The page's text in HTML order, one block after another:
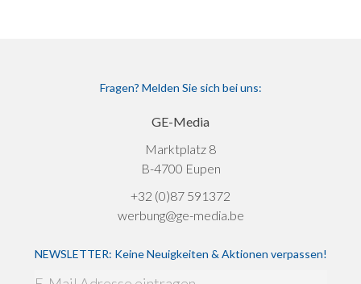
Fragen? Melden Sie sich bei uns:
GE-Media
Marktplatz 8
B-4700 Eupen
+32 (0)87 591372
werbung@ge-media.be
NEWSLETTER: Keine Neuigkeiten & Aktionen verpassen!